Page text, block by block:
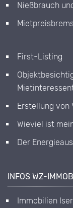
Nießbrauch
First-Listing
Erstellung von
Wieviel ist
Der
INFOS WZ-
Immobilien